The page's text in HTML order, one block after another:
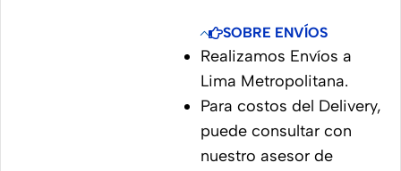
SOBRE ENVÍOS
Realizamos Envíos a
Lima Metropolitana.
Para costos del Delivery,
puede consultar con
nuestro asesor de